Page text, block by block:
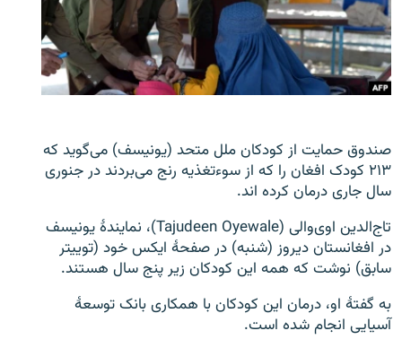
تماس
صفحه پشتو
Azadi English
به ما بپیوندید
همۀ سایت‌های رادیو آزادی/ رادیو اروپای آزاد
صندوق حمایت از کودکان ملل متحد (یونیسف) می‌گوید که
۲۱۳ کودک افغان را که از سوءتغذیه رنج می‌بردند در جنوری
سال جاری درمان کرده اند.
تاج‌الدین اوی‌والی (Tajudeen Oyewale)، نمایندۀ یونیسف
در افغانستان دیروز (شنبه) در صفحۀ ایکس خود (توییتر
سابق) نوشت که همه این کودکان زیر پنج سال هستند.
به گفتۀ او، درمان این کودکان با همکاری بانک توسعۀ
آسیایی انجام شده است.